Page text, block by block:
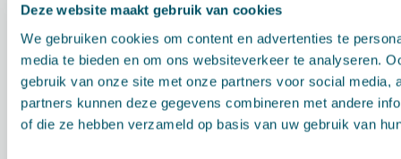
Deze website maakt gebruik van cookies
We gebruiken cookies om content en advertenties te
media te bieden en om ons websiteverkeer te analyseren.
gebruik van onze site met onze partners voor social media,
partners kunnen deze gegevens combineren met andere
of die ze hebben verzameld op basis van uw gebruik van